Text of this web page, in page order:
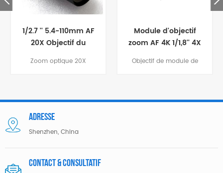
1/2.7 '' 5.4-110mm AF
20X Objectif du
Zoom
Zoom optique 20X
1080P
Module d'objectif
zoom AF 4K 1/1,8'' 4X
Objectif de module de
caméra de
Adresse
Shenzhen, China
Contact & consultatif